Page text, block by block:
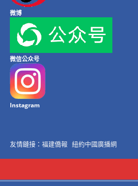
微博
微信公众号
Instagram
友情鏈接： 福建僑報 紐約中國廣播網